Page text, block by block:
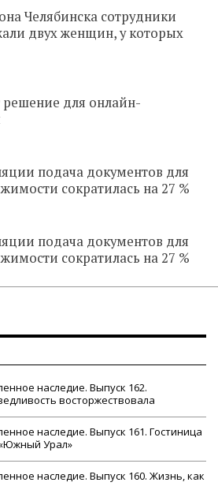
Челябинска сотрудники
двух женщин, у которых
решение для онлайн-
подача документов для
сократилась на 27 %
подача документов для
сократилась на 27 %
наследие. Выпуск 162.
восторжествовала
наследие. Выпуск 161. Гостиница
Урал»
наследие. Выпуск 160. Жизнь, как